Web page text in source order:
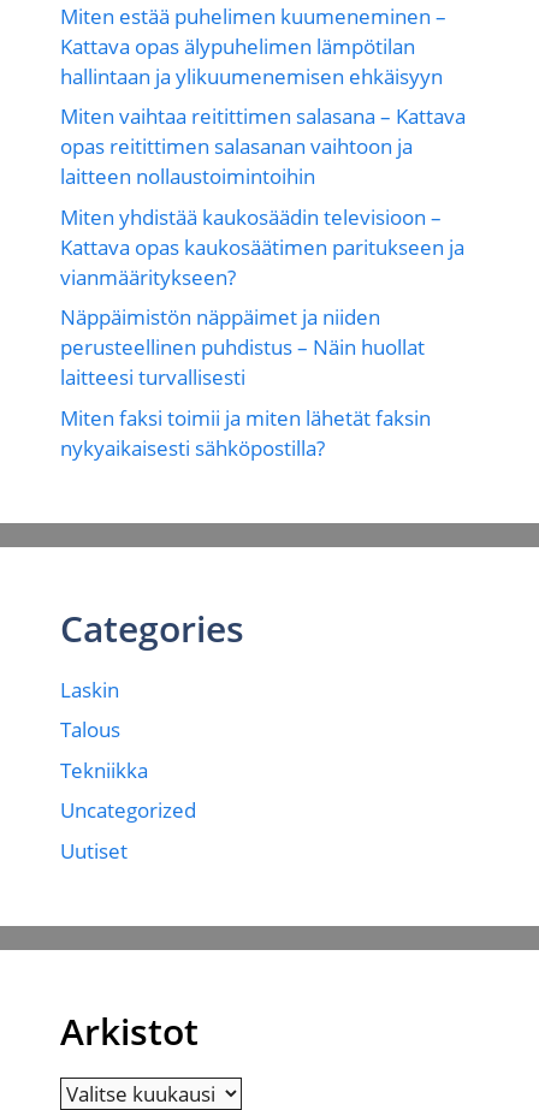
Miten estää puhelimen kuumeneminen –
Kattava opas älypuhelimen lämpötilan
hallintaan ja ylikuumenemisen ehkäisyyn
Miten vaihtaa reitittimen salasana – Kattava
opas reitittimen salasanan vaihtoon ja
laitteen nollaustoimintoihin
Miten yhdistää kaukosäädin televisioon –
Kattava opas kaukosäätimen paritukseen ja
vianmääritykseen?
Näppäimistön näppäimet ja niiden
perusteellinen puhdistus – Näin huollat
laitteesi turvallisesti
Miten faksi toimii ja miten lähetät faksin
nykyaikaisesti sähköpostilla?
Categories
Laskin
Talous
Tekniikka
Uncategorized
Uutiset
Arkistot
Arkistot